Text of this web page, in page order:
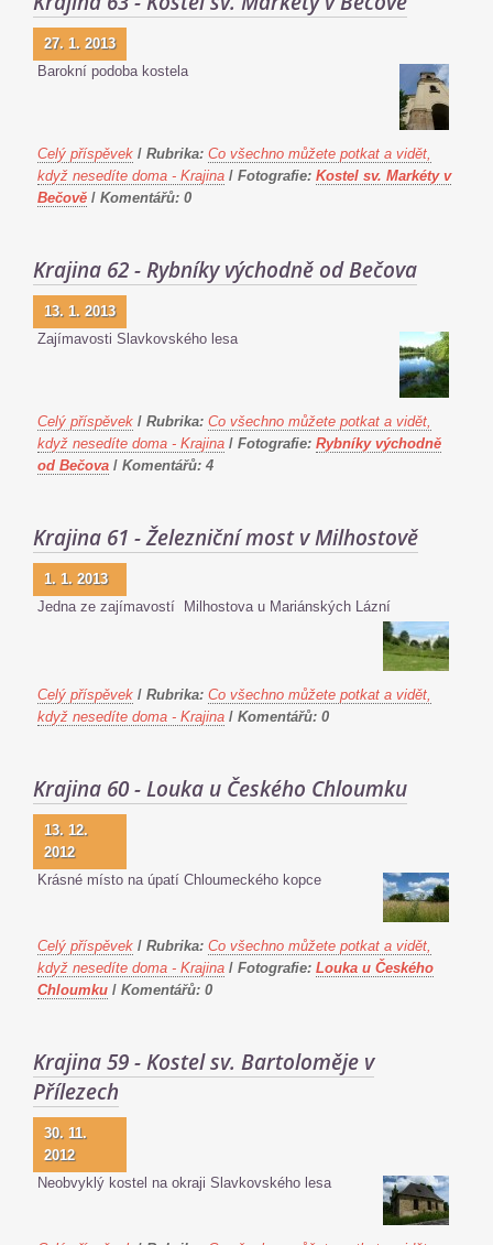
27. 1. 2013
Barokní podoba kostela
Celý příspěvek / Rubrika: Co všechno můžete potkat a vidět,
když nesedíte doma - Krajina / Fotografie: Kostel sv. Markéty v
Bečově / Komentářů: 0
Krajina 62 - Rybníky východně od Bečova
13. 1. 2013
Zajímavosti Slavkovského lesa
Celý příspěvek / Rubrika: Co všechno můžete potkat a vidět,
když nesedíte doma - Krajina / Fotografie: Rybníky východně
od Bečova / Komentářů: 4
Krajina 61 - Železniční most v Milhostově
1. 1. 2013
Jedna ze zajímavostí Milhostova u Mariánských Lázní
Celý příspěvek / Rubrika: Co všechno můžete potkat a vidět,
když nesedíte doma - Krajina / Komentářů: 0
Krajina 60 - Louka u Českého Chloumku
13. 12.
2012
Krásné místo na úpatí Chloumeckého kopce
Celý příspěvek / Rubrika: Co všechno můžete potkat a vidět,
když nesedíte doma - Krajina / Fotografie: Louka u Českého
Chloumku / Komentářů: 0
Krajina 59 - Kostel sv. Bartoloměje v
Přílezech
30. 11.
2012
Neobvyklý kostel na okraji Sl avkovského lesa